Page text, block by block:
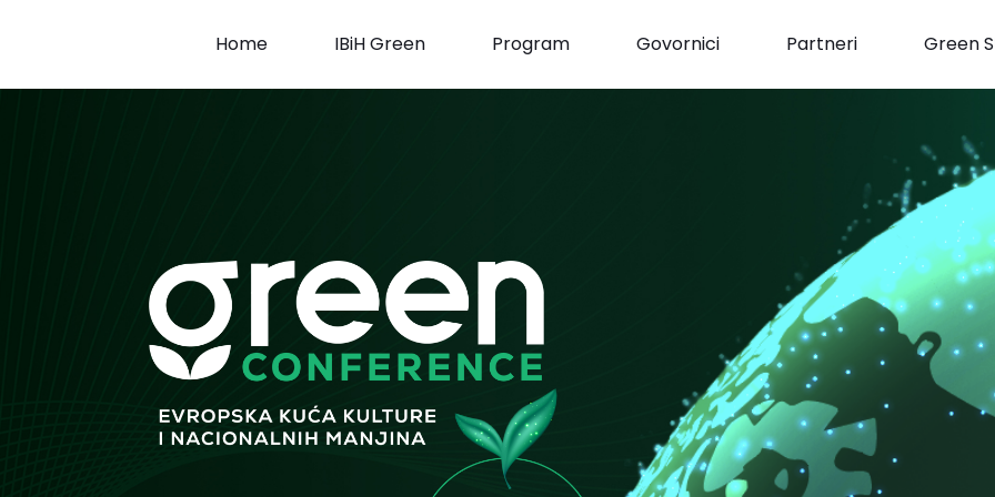
Home IBiH Green Program Govornici Partneri Green